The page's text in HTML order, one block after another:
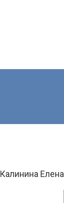
Калинина Елена